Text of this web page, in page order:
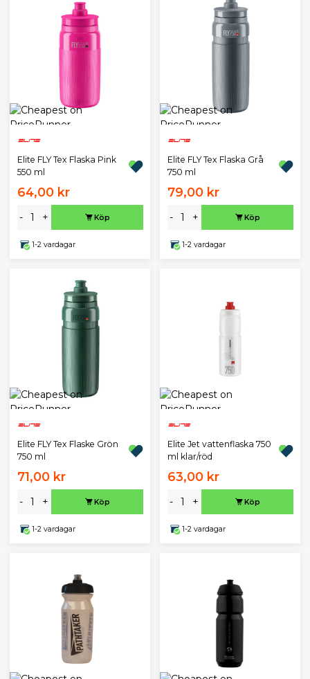
Elite FLY Tex Flaska Pink
550 ml
64,00 kr
- + Köp
1-2 vardagar
Elite FLY Tex Flaska Grå
750 ml
79,00 kr
- + Köp
1-2 vardagar
Elite FLY Tex Flaske Grön
750 ml
71,00 kr
- + Köp
1-2 vardagar
Elite Jet vattenflaska 750
ml klar/röd
63,00 kr
- + Köp
1-2 vardagar